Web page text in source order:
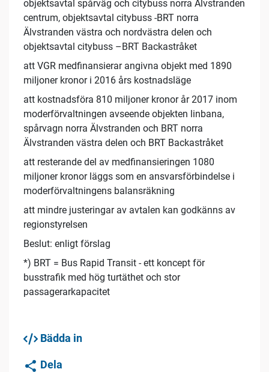
objektsavtal spårväg och citybuss norra Älvstranden
centrum, objektsavtal citybuss -BRT norra
Älvstranden västra och nordvästra delen och
objektsavtal citybuss –BRT Backastråket
att VGR medfinansierar angivna objekt med 1890
miljoner kronor i 2016 års kostnadsläge
att kostnadsföra 810 miljoner kronor år 2017 inom
moderförvaltningen avseende objekten linbana,
spårvagn norra Älvstranden och BRT norra
Älvstranden västra delen och BRT Backastråket
att resterande del av medfinansieringen 1080
miljoner kronor läggs som en ansvarsförbindelse i
moderförvaltningens balansräkning
att mindre justeringar av avtalen kan godkänns av
regionstyrelsen
Beslut: enligt förslag
*) BRT = Bus Rapid Transit - ett koncept för
busstrafik med hög turtäthet och stor
passagerarkapacitet
Bädda in
Dela